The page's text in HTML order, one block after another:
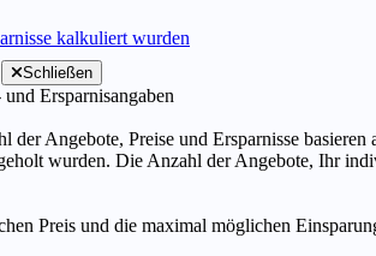
kalkuliert wurden
Schließen
Ersparnisangaben
der Angebote, Preise und Ersparnisse
wurden. Die Anzahl der Angebote, Ihr
Preis und die maximal möglichen